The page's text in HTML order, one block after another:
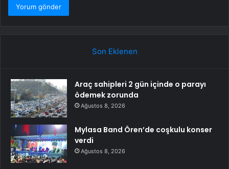
Son Eklenen
Araç sahipleri 2 gün içinde o parayı
ödemek zorunda
Ağustos 8, 2026
Mylasa Band Ören’de coşkulu konser
verdi
Ağustos 8, 2026